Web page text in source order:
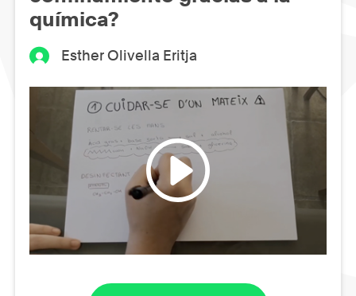
química?
Esther Olivella Eritja